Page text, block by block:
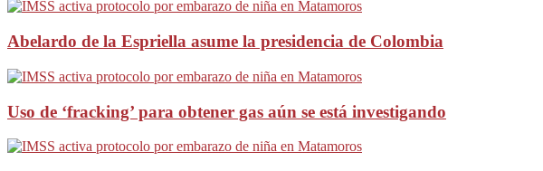
Abelardo de la Espriella asume la presidencia de Colombia
Uso de ‘fracking’ para obtener gas aún se está investigando